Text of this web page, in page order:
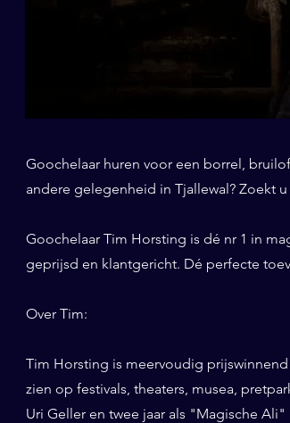
Goochelaar huren voor een borrel,
andere gelegenheid in Tjallewal? Zoekt u
Goochelaar Tim Horsting is dé nr 1 in
geprijsd en klantgericht. Dé perfecte
Over Tim:
Tim Horsting is meervoudig
zien op festivals, theaters, musea,
Uri Geller en twee jaar als "Magische